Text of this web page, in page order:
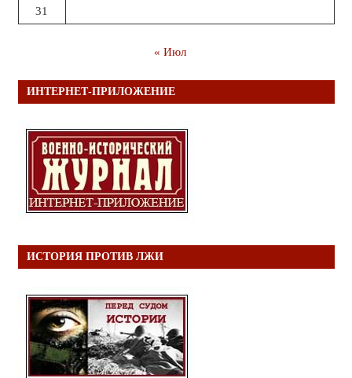
31
« Июл
ИНТЕРНЕТ-ПРИЛОЖЕНИЕ
ИСТОРИЯ ПРОТИВ ЛЖИ